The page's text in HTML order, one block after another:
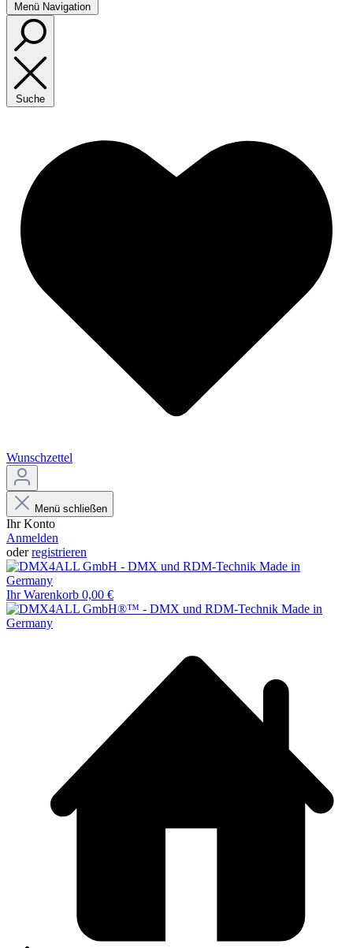
Menü Navigation
Suche
Wunschzettel
Menü schließen
Ihr Konto
Anmelden
oderregistrieren
Ihr Warenkorb 0,00 €